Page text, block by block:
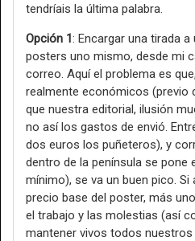
tendríais la última palabra.
Opción 1: Encargar una tirada
posters uno mismo, desde mi
correo. Aquí el problema es
realmente económicos (previo
que nuestra editorial, ilusión
no así los gastos de envió.
dos euros los puñeteros), y
dentro de la península se pone
mínimo), se va un buen pico.
precio base del poster, más
el trabajo y las molestias (así
mantener vivos todos